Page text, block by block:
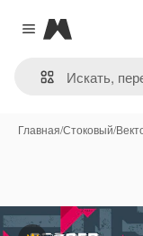
Close menu
Magnific
Главная/Стоковый/